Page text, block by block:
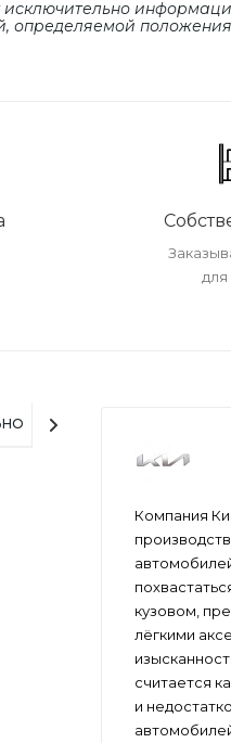
определяемой
Компания
кузовом,
лёгкими
считается
и